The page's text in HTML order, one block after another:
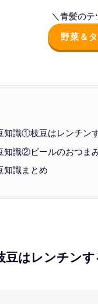
＼青髪の
野菜＆
知識①枝豆はレンチン
知識②ビールのおつま
知識まとめ
はレンチン